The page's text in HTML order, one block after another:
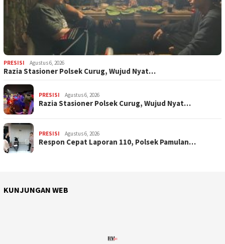
PRESISI Agustus 6, 2026
Razia Stasioner Polsek Curug, Wujud Nyat…
PRESISI Agustus 6, 2026
Razia Stasioner Polsek Curug, Wujud Nyat…
PRESISI Agustus 6, 2026
Respon Cepat Laporan 110, Polsek Pamulan…
KUNJUNGAN WEB